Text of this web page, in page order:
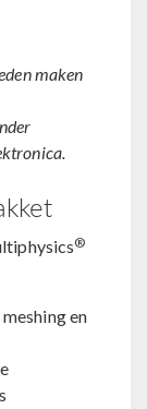
maken
®
en